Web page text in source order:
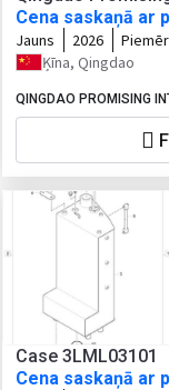
Cena saskaņā ar
Jauns 2026
ALT
Ķīna, Qingdao
QINGDAO PROMISING
Case 3LML03101
Cena saskaņā ar